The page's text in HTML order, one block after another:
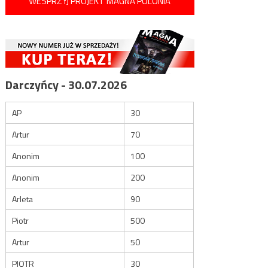
Darczyńcy - 30.07.2026
AP
30
Artur
70
Anonim
100
Anonim
200
Arleta
90
Piotr
500
Artur
50
PIOTR
30